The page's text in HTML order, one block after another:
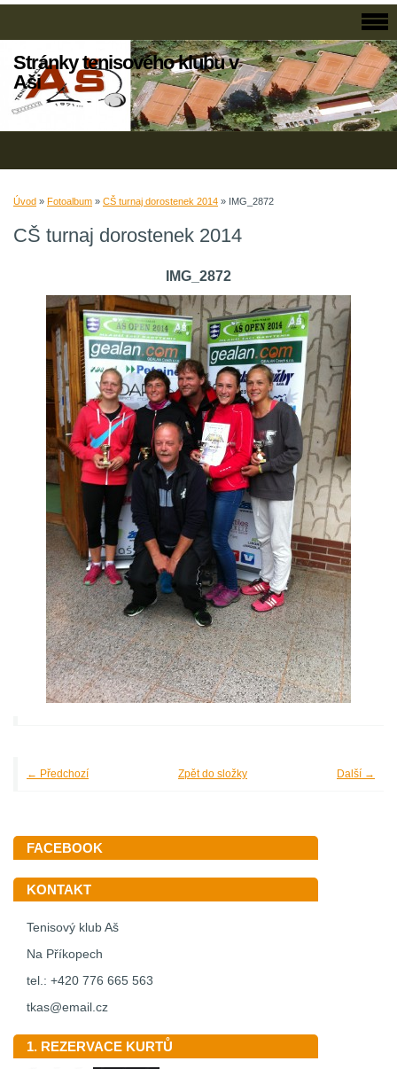
Stránky tenisového klubu v
Aši
Úvod » Fotoalbum » CŠ turnaj dorostenek 2014 » IMG_2872
CŠ turnaj dorostenek 2014
IMG_2872
← Předchozí Další →
Zpět do složky
FACEBOOK
KONTAKT
Tenisový klub Aš
Na Příkopech
tel.: +420 776 665 563
tkas@email.cz
1. REZERVACE KURTŮ